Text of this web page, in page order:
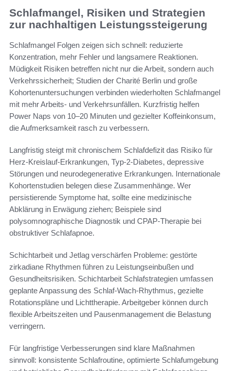
Schlafmangel, Risiken und Strategien
zur nachhaltigen Leistungssteigerung
Schlafmangel Folgen zeigen sich schnell: reduzierte
Konzentration, mehr Fehler und langsamere Reaktionen.
Müdigkeit Risiken betreffen nicht nur die Arbeit, sondern auch
Verkehrssicherheit; Studien der Charité Berlin und große
Kohortenuntersuchungen verbinden wiederholten Schlafmangel
mit mehr Arbeits- und Verkehrsunfällen. Kurzfristig helfen
Power Naps von 10–20 Minuten und gezielter Koffeinkonsum,
die Aufmerksamkeit rasch zu verbessern.
Langfristig steigt mit chronischem Schlafdefizit das Risiko für
Herz-Kreislauf-Erkrankungen, Typ-2-Diabetes, depressive
Störungen und neurodegenerative Erkrankungen. Internationale
Kohortenstudien belegen diese Zusammenhänge. Wer
persistierende Symptome hat, sollte eine medizinische
Abklärung in Erwägung ziehen; Beispiele sind
polysomnographische Diagnostik und CPAP-Therapie bei
obstruktiver Schlafapnoe.
Schichtarbeit und Jetlag verschärfen Probleme: gestörte
zirkadiane Rhythmen führen zu Leistungseinbußen und
Gesundheitsrisiken. Schichtarbeit Schlafstrategien umfassen
geplante Anpassung des Schlaf-Wach-Rhythmus, gezielte
Rotationspläne und Lichttherapie. Arbeitgeber können durch
flexible Arbeitszeiten und Pausenmanagement die Belastung
verringern.
Für langfristige Verbesserungen sind klare Maßnahmen
sinnvoll: konsistente Schlafroutine, optimierte Schlafumgebung